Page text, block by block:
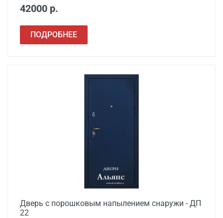
42000 р.
ПОДРОБНЕЕ
Дверь с порошковым напылением снаружи - ДП
22